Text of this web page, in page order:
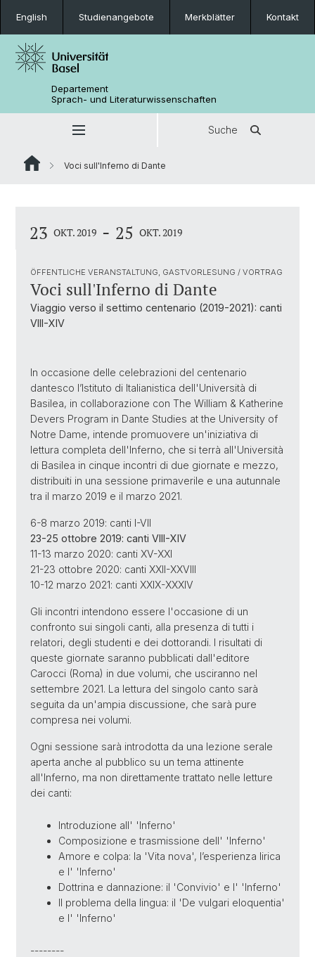
English Studienangebote Merkblätter Kontakt
Departement
Sprach- und Literaturwissenschaften
Suche
Voci sull'Inferno di Dante
23 OKT. 2019 - 25 OKT. 2019
ÖFFENTLICHE VERANSTALTUNG, GASTVORLESUNG / VORTRAG
Voci sull'Inferno di Dante
Viaggio verso il settimo centenario (2019-2021): canti
VIII-XIV
In occasione delle celebrazioni del centenario
dantesco l’Istituto di Italianistica dell'Università di
Basilea, in collaborazione con The William & Katherine
Devers Program in Dante Studies at the University of
Notre Dame, intende promuovere un'iniziativa di
lettura completa dell'Inferno, che si terrà all'Università
di Basilea in cinque incontri di due giornate e mezzo,
distribuiti in una sessione primaverile e una autunnale
tra il marzo 2019 e il marzo 2021.
6-8 marzo 2019: canti I-VII
23-25 ottobre 2019: canti VIII-XIV
11-13 marzo 2020: canti XV-XXI
21-23 ottobre 2020: canti XXII-XXVIII
10-12 marzo 2021: canti XXIX-XXXIV
Gli incontri intendono essere l'occasione di un
confronto sui singoli canti, alla presenza di tutti i
relatori, degli studenti e dei dottorandi. I risultati di
queste giornate saranno pubblicati dall'editore
Carocci (Roma) in due volumi, che usciranno nel
settembre 2021. La lettura del singolo canto sarà
seguita da un'ampia discussione, che sarà pure
compresa nei volumi.
Ogni sessione sarà introdotta da una lezione serale
aperta anche al pubblico su un tema attinente
all'Inferno, ma non direttamente trattato nelle letture
dei canti:
Introduzione all' 'Inferno'
Composizione e trasmissione dell' 'Inferno'
Amore e colpa: la 'Vita nova', l’esperienza lirica
e l' 'Inferno'
Dottrina e dannazione: il 'Convivio' e l' 'Inferno'
Il problema della lingua: il 'De vulgari eloquentia'
e l' 'Inferno'
--------